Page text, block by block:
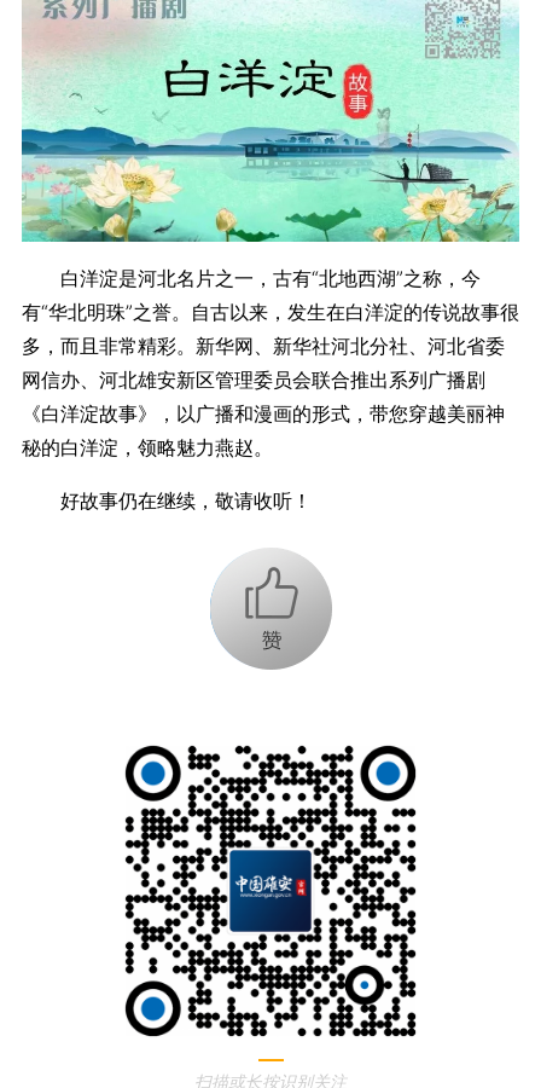
白洋淀是河北名片之一，古有“北地西湖”之称，今
有“华北明珠”之誉。自古以来，发生在白洋淀的传说故事很
多，而且非常精彩。新华网、新华社河北分社、河北省委
网信办、河北雄安新区管理委员会联合推出系列广播剧
《白洋淀故事》，以广播和漫画的形式，带您穿越美丽神
秘的白洋淀，领略魅力燕赵。
好故事仍在继续，敬请收听！
+1
扫描或长按识别关注